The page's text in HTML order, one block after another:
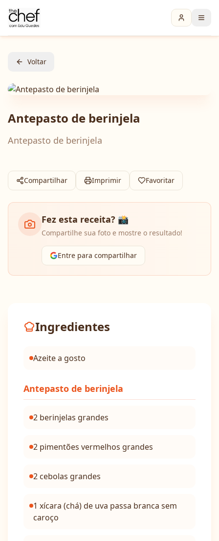
Voltar
Antepasto de berinjela
Antepasto de berinjela
Compartilhar Imprimir Favoritar
Fez esta receita? 📸
Compartilhe sua foto e mostre o resultado!
Entre para compartilhar
Ingredientes
Azeite a gosto
Antepasto de berinjela
2 berinjelas grandes
2 pimentões vermelhos grandes
2 cebolas grandes
1 xícara (chá) de uva passa branca sem
caroço